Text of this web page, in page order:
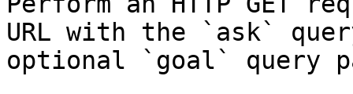
URL with the `ask`
optional `goal` query